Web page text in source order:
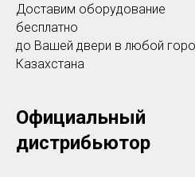
Доставим оборудование
бесплатно
до Вашей двери в любой
Казахстана
Официальный
дистрибьютор